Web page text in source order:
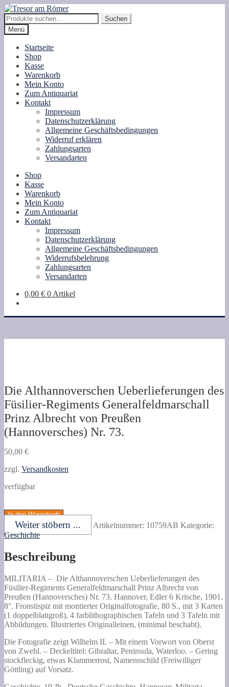
Zur
Navigation
springen
Zum
Inhalt
springen
Suche
nach:
Suchen
Menü
Startseite
Shop
Kasse
Warenkorb
Mein Konto
Zum Antiquariat
Kontakt
Impressum
Datenschutzerklärung
Allgemeine Geschäftsbedingungen
Widerruf erklären
Zahlungsarten
Versandarten
Shop
Kasse
Warenkorb
Mein Konto
Zum Antiquariat
Kontakt
Impressum
Datenschutzerklärung
Allgemeine Geschäftsbedingungen
Widerrufsbelehrung
Zahlungsarten
Versandarten
0,00 € 0 Artikel
Die Althannoverschen Ueberlieferungen des
Füsilier-Regiments Generalfeldmarschall
Prinz Albrecht von Preußen
(Hannoversches) Nr. 73.
50,00 €
zzgl. Versandkosten
verfügbar
Althannoverschen
Ueberlieferungen
des
Füsilier-
Generalfeldmarschall
Albrecht
von
Preußen
(Hannoversches)
Nr.
73.
In den Warenkorb
Weiter stöbern ... Artikelnummer: 10759AB Kategorie:
Geschichte
Beschreibung
MILITARIA – Die Althannoverschen Ueberlieferungen des
Füsilier-Regiments Generalfeldmarschall Prinz Albrecht von
Preußen (Hannoversches) Nr. 73. Hannover, Edler 6 Krische, 1901.
8°. Fronstispiz mit montierter Originalfotografie, 80 S., mit 3 Karten
(1 doppelblattgroß), 4 farblithographischen Tafeln und 3 Tafeln mit
Abbildungen. Illustriertes Originalleinen, (minimal beschabt).
Die Fotografie zeigt Wilhelm II. – Mit einem Vorwort von Oberst
von Zwehl. – Deckeltitel: Gibraltar, Peninsula, Waterloo. – Gering
stockfleckig, etwas Klammerrost, Namensschild (Freiwilliger
Göttling) auf Vorsatz.